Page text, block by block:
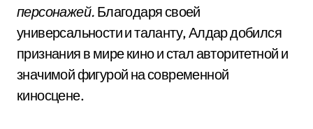
персонажей. Благодаря своей
универсальности и таланту, Алдар добился
признания в мире кино и стал авторитетной и
значимой фигурой на современной
киносцене.